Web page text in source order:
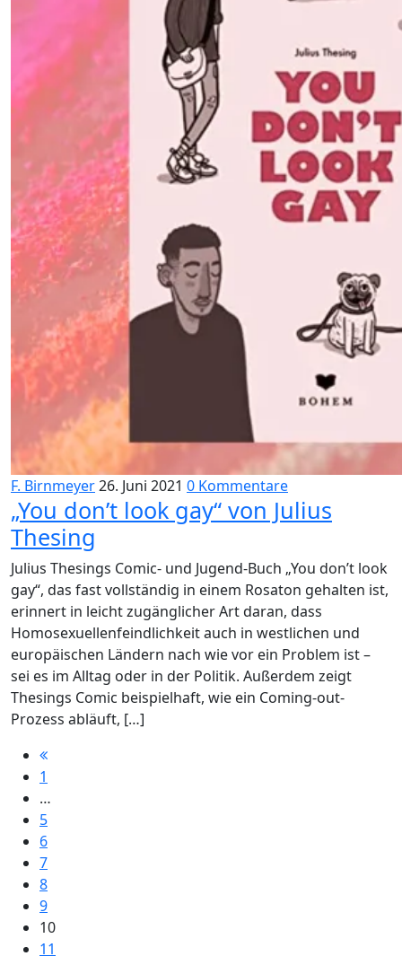
F. Birnmeyer26. Juni 2021 0 Kommentare
„You don’t look gay“ von Julius
Thesing
Julius Thesings Comic- und Jugend-Buch „You don’t look
gay“, das fast vollständig in einem Rosaton gehalten ist,
erinnert in leicht zugänglicher Art daran, dass
Homosexuellenfeindlichkeit auch in westlichen und
europäischen Ländern nach wie vor ein Problem ist –
sei es im Alltag oder in der Politik. Außerdem zeigt
Thesings Comic beispielhaft, wie ein Coming-out-
Prozess abläuft, […]
1
…
5
6
7
8
9
10
11